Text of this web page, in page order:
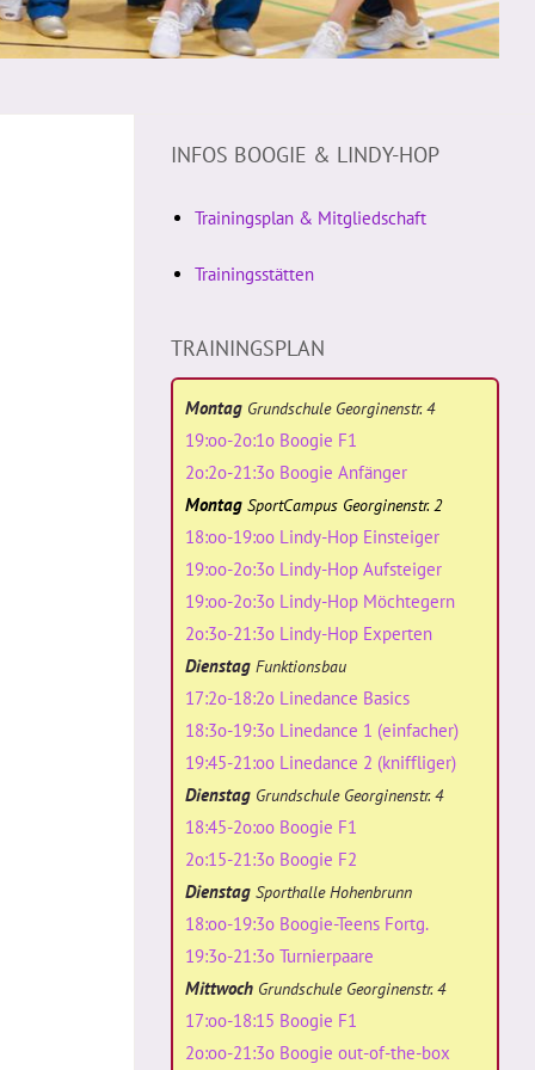
INFOS BOOGIE & LINDY-HOP
Trainingsplan & Mitgliedschaft
Trainingsstätten
TRAININGSPLAN
Montag Grundschule Georginenstr. 4
19:oo-2o:1o Boogie F1
2o:2o-21:3o Boogie Anfänger
Montag SportCampus Georginenstr. 2
18:oo-19:oo Lindy-Hop Einsteiger
19:oo-2o:3o Lindy-Hop Aufsteiger
19:oo-2o:3o Lindy-Hop Möchtegern
2o:3o-21:3o Lindy-Hop Experten
Dienstag Funktionsbau
17:2o-18:2o Linedance Basics
18:3o-19:3o Linedance 1 (einfacher)
19:45-21:oo Linedance 2 (kniffliger)
Dienstag Grundschule Georginenstr. 4
18:45-2o:oo Boogie F1
2o:15-21:3o Boogie F2
Dienstag Sporthalle Hohenbrunn
18:oo-19:3o Boogie-Teens Fortg.
19:3o-21:3o Turnierpaare
Mittwoch Grundschule Georginenstr. 4
17:oo-18:15 Boogie F1
2o:oo-21:3o Boogie out-of-the-box